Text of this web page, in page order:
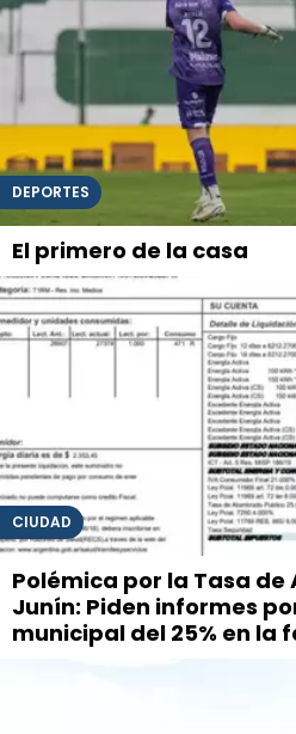
DEPORTES
El primero de la casa
CIUDAD
Polémica por la Tasa de
Junín: Piden informes
municipal del 25% en la